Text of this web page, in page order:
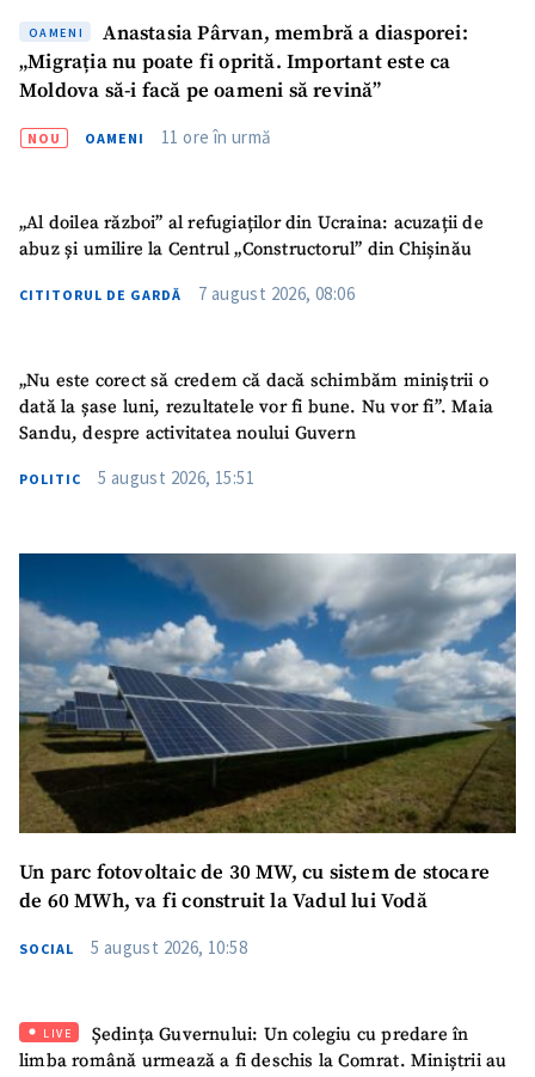
OAMENI
Anastasia Pârvan, membră a diasporei:
„Migrația nu poate fi oprită. Important este ca
Moldova să-i facă pe oameni să revină”
NOU OAMENI 11 ore în urmă
„Al doilea război” al refugiaților din Ucraina: acuzații de
abuz și umilire la Centrul „Constructorul” din Chișinău
CITITORUL DE GARDĂ 7 august 2026, 08:06
„Nu este corect să credem că dacă schimbăm miniștrii o
dată la șase luni, rezultatele vor fi bune. Nu vor fi”. Maia
Sandu, despre activitatea noului Guvern
POLITIC 5 august 2026, 15:51
Un parc fotovoltaic de 30 MW, cu sistem de stocare
de 60 MWh, va fi construit la Vadul lui Vodă
SOCIAL 5 august 2026, 10:58
LIVE
Ședința Guvernului: Un colegiu cu predare în
limba română urmează a fi deschis la Comrat. Miniștrii au